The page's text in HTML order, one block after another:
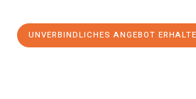
UNVERBINDLICHES ANGEBOT